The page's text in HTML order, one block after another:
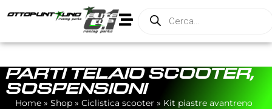
PARTI TELAIO SCOOTER,
SOSPENSIONI
Home » Shop » Ciclistica scooter » Kit piastre avantreno